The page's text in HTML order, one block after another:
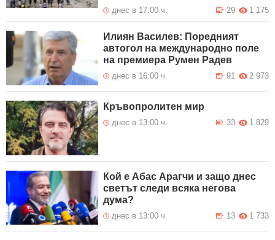
днес в 17:00 ч. 1 175
29
Илиян Василев: Поредният
автогол на международно поле
на премиера Румен Радев
днес в 16:00 ч. 2 973
91
Кръвопролитен мир
днес в 13:00 ч. 1 829
33
Кой е Абас Арагчи и защо днес
светът следи всяка негова
дума?
днес в 13:00 ч. 1 733
13